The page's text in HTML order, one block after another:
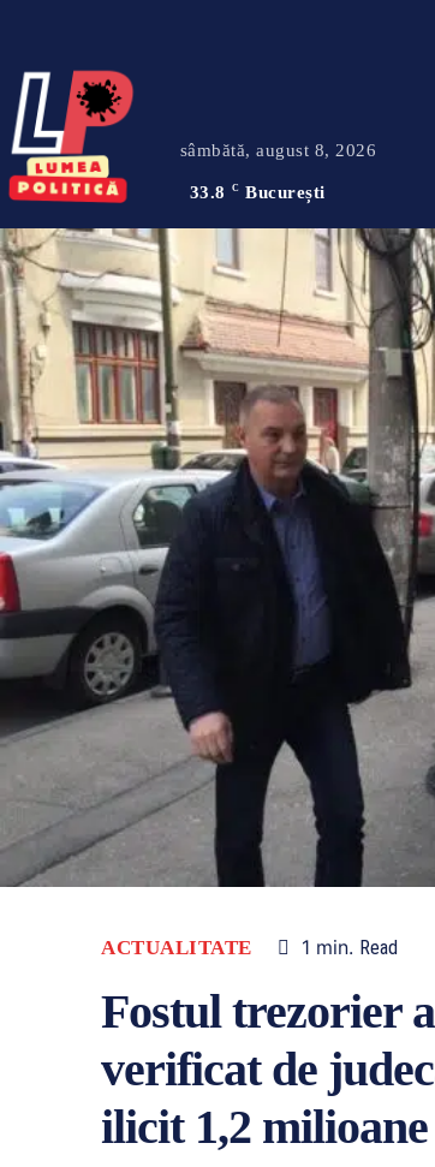
sâmbătă, august 8, 2026
33.8 C București
ACTUALITATE 1 min. Read
Fostul trezorier
verificat de
ilicit 1,2